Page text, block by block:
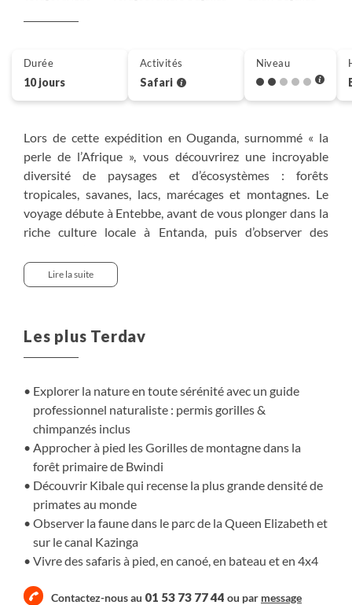
Lors de cette expédition en Ouganda, surnommé « la
perle de l’Afrique », vous découvrirez une incroyable
diversité de paysages et d’écosystèmes : forêts
tropicales, savanes, lacs, marécages et montagnes. Le
voyage débute à Entebbe, avant de vous plonger dans la
riche culture locale à Entanda, puis d’observer des
Mabamba.
Vous explorerez ensuite le parc national de Kibale,
immersives avec les communautés vivant en harmonie
avec la forêt. Puis, cap sur le parc national Queen
éléphants, lions, buffles, hippopotames et une multitude
d’oiseaux.
Le point culminant du voyage se trouve dans la forêt
impénétrable de Bwindi. Ce sanctuaire abrite près de la
moitié des derniers gorilles de montagne de la planète.
Accompagné de guides expérimentés, vous partirez à
leur recherche pour une rencontre rare et profondément
émouvante avec ces géants menacés.
Un voyage entre nature, aventure et culture, à la
découverte d’un joyau de l’Afrique de l’Est.
Lire la suite
Les plus Terdav
Explorer la nature en toute sérénité avec un guide
professionnel naturaliste : permis gorilles &
chimpanzés inclus
Approcher à pied les Gorilles de montagne dans la
forêt primaire de Bwindi
Découvrir Kibale qui recense la plus grande densité de
primates au monde
Observer la faune dans le parc de la Queen Elizabeth et
sur le canal Kazinga
Vivre des safaris à pied, en canoé, en bateau et en 4x4
Contactez-nous au 01 53 73 77 44 ou par message
Durée
10 jours
Activités
Safari
Niveau